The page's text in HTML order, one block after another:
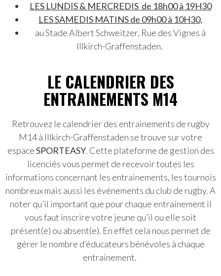
LES LUNDIS & MERCREDIS de 18h00 à 19H30
LES SAMEDIS MATINS de 09h00 à 10H30,
au Stade Albert Schweitzer, Rue des Vignes à
Illkirch-Graffenstaden.
LE CALENDRIER DES
ENTRAINEMENTS M14
Retrouvez le calendrier des entrainements de rugby
M14 à Illkirch-Graffenstaden se trouve sur votre
espaceSPORTEASY. Cette plateforme de gestion des
licenciés vous permet de recevoir toutes les
informations concernant les entrainements, les tournois
nombreux mais aussi les événements du club de rugby. A
noter qu’il important que pour chaque entrainement il
vous faut inscrire votre jeune qu’il ou elle soit
présent(e) ou absent(e). En effet cela nous permet de
gérer le nombre d’éducateurs bénévoles à chaque
entrainement.